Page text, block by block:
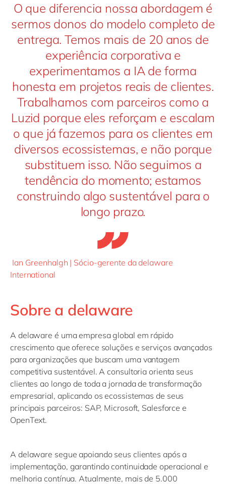
O que diferencia nossa abordagem é
sermos donos do modelo completo de
entrega. Temos mais de 20 anos de
experiência corporativa e
experimentamos a IA de forma
honesta em projetos reais de clientes.
Trabalhamos com parceiros como a
Luzid porque eles reforçam e escalam
o que já fazemos para os clientes em
diversos ecossistemas, e não porque
substituem isso. Não seguimos a
tendência do momento; estamos
construindo algo sustentável para o
longo prazo.
Ian Greenhalgh | Sócio-gerente da delaware
International
Sobre a delaware
A delaware é uma empresa global em rápido
crescimento que oferece soluções e serviços avançados
para organizações que buscam uma vantagem
competitiva sustentável. A consultoria orienta seus
clientes ao longo de toda a jornada de transformação
empresarial, aplicando os ecossistemas de seus
principais parceiros: SAP, Microsoft, Salesforce e
OpenText.
A delaware segue apoiando seus clientes após a
implementação, garantindo continuidade operacional e
melhoria contínua. Atualmente, mais de 5.000